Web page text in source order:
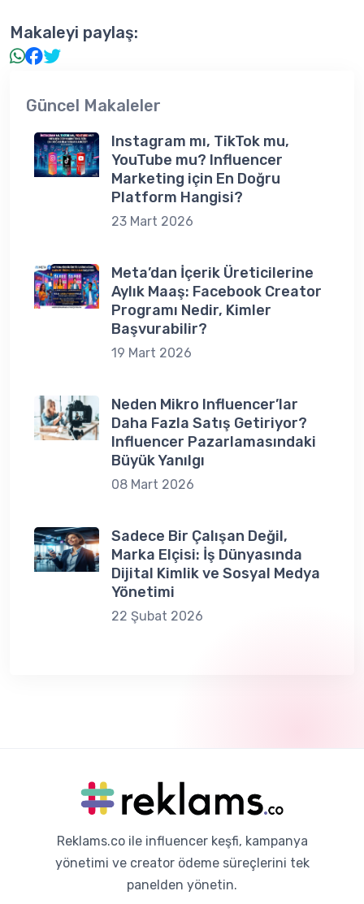
Makaleyi paylaş:
Güncel Makaleler
Instagram mı, TikTok mu,
YouTube mu? Influencer
Marketing için En Doğru
Platform Hangisi?
23 Mart 2026
Meta’dan İçerik Üreticilerine
Aylık Maaş: Facebook Creator
Programı Nedir, Kimler
Başvurabilir?
19 Mart 2026
Neden Mikro Influencer’lar
Daha Fazla Satış Getiriyor?
Influencer Pazarlamasındaki
Büyük Yanılgı
08 Mart 2026
Sadece Bir Çalışan Değil,
Marka Elçisi: İş Dünyasında
Dijital Kimlik ve Sosyal Medya
Yönetimi
22 Şubat 2026
Reklams.co ile influencer keşfi, kampanya
yönetimi ve creator ödeme süreçlerini tek
panelden yönetin.